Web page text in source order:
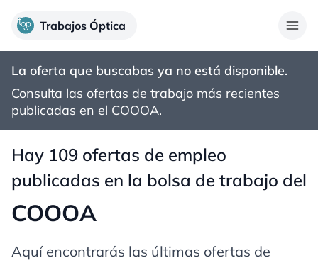
Trabajos Óptica
La oferta que buscabas ya no está disponible.
Consulta las ofertas de trabajo más recientes
publicadas en el COOOA.
Hay 109 ofertas de empleo
publicadas en la bolsa de trabajo del
COOOA
Aquí encontrarás las últimas ofertas de